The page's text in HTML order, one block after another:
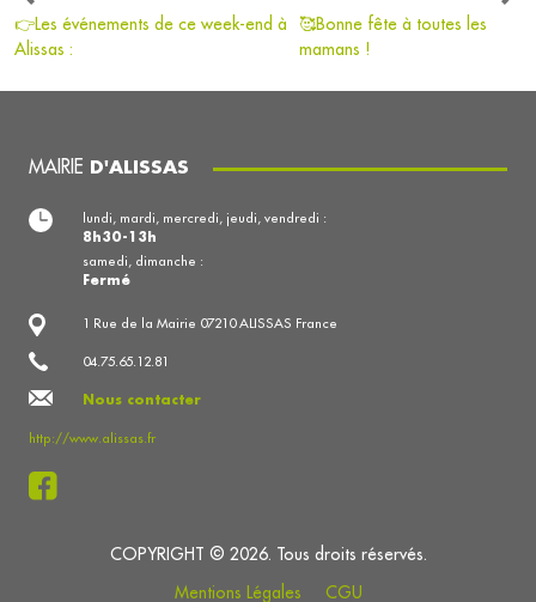
👉Les événements de ce week-end à
Alissas :
🥰Bonne fête à toutes les
mamans !
MAIRIE D'ALISSAS
1 Rue de la Mairie 07210 ALISSAS France
04.75.65.12.81
Nous contacter
http://www.alissas.fr
lundi, mardi, mercredi, jeudi, vendredi :
8h30-13h
samedi, dimanche :
Fermé
COPYRIGHT © 2026. Tous droits réservés.
Mentions Légales
CGU